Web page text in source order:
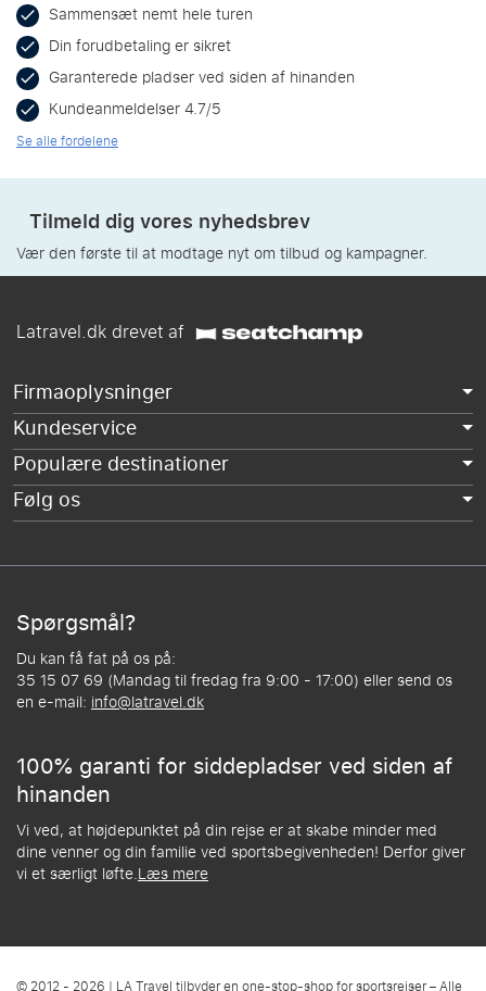
Sammensæt nemt hele turen
Din forudbetaling er sikret
Garanterede pladser ved siden af hinanden
Kundeanmeldelser 4.7/5
Se alle fordelene
Tilmeld dig vores nyhedsbrev
Vær den første til at modtage nyt om tilbud og kampagner.
Latravel.dk drevet af
Firmaoplysninger
Kundeservice
Populære destinationer
Følg os
Spørgsmål?
Du kan få fat på os på:
35 15 07 69 (Mandag til fredag fra 9:00 - 17:00) eller send os
en e-mail: info@latravel.dk
100% garanti for siddepladser ved siden af
hinanden
Vi ved, at højdepunktet på din rejse er at skabe minder med
dine venner og din familie ved sportsbegivenheden! Derfor giver
vi et særligt løfte.Læs mere